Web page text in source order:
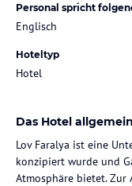
Personal spricht
Englisch
Hoteltyp
Hotel
Das Hotel allgemein
Lov Faralya ist eine
konzipiert wurde und
Atmosphäre bietet. Zur